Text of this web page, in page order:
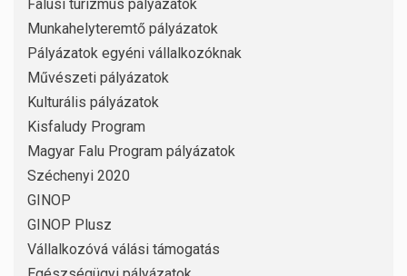
Falusi turizmus pályázatok
Munkahelyteremtő pályázatok
Pályázatok egyéni vállalkozóknak
Művészeti pályázatok
Kulturális pályázatok
Kisfaludy Program
Magyar Falu Program pályázatok
Széchenyi 2020
GINOP
GINOP Plusz
Vállalkozóvá válási támogatás